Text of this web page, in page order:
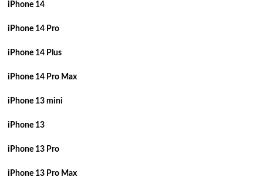
iPhone 14
iPhone 14 Pro
iPhone 14 Plus
iPhone 14 Pro Max
iPhone 13 mini
iPhone 13
iPhone 13 Pro
iPhone 13 Pro Max